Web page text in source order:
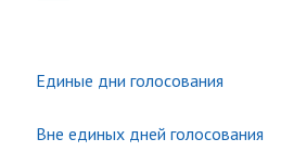
Единые дни голосования
Вне единых дней голосования